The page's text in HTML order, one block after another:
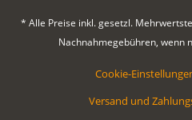
* Alle Preise inkl. gesetzl.
Nachnahmegebühren, wenn
Cookie-
Versand und